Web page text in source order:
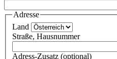
Adresse
Land
Straße, Hausnummer
Adress-Zusatz (optional)